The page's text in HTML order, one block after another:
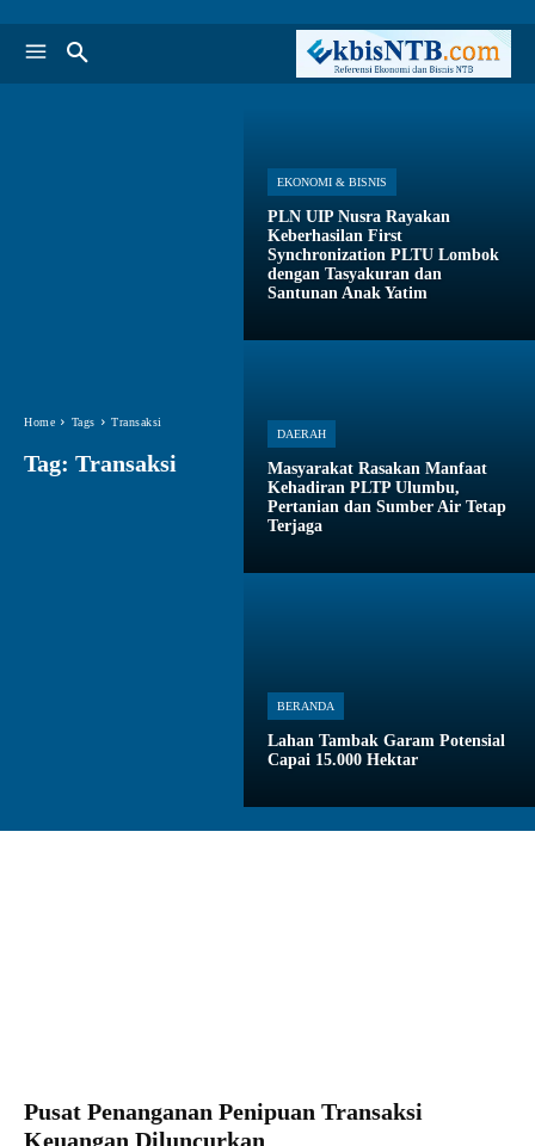
Home Tags Transaksi
Tag: Transaksi
EKONOMI & BISNIS
PLN UIP Nusra Rayakan
Keberhasilan First
Synchronization PLTU Lombok
dengan Tasyakuran dan
Santunan Anak Yatim
DAERAH
Masyarakat Rasakan Manfaat
Kehadiran PLTP Ulumbu,
Pertanian dan Sumber Air Tetap
Terjaga
BERANDA
Lahan Tambak Garam Potensial
Capai 15.000 Hektar
Pusat Penanganan Penipuan Transaksi
Keuangan Diluncurkan